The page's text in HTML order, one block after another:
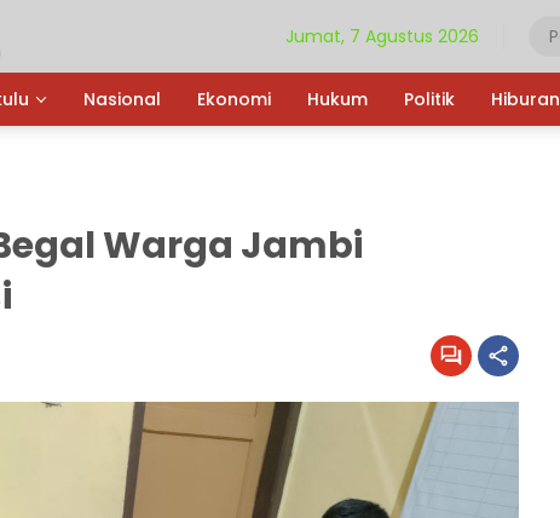
Jumat, 7 Agustus 2026
Nasional Ekonomi Hukum Politik Hiburan
Warga Jambi